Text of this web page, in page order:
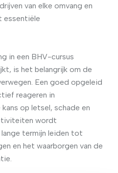
van elke omvang en
essentiële
in een BHV-cursus
is het belangrijk om de
Een goed opgeleid
reageren in
op letsel, schade en
wordt
termijn leiden tot
en het waarborgen van de